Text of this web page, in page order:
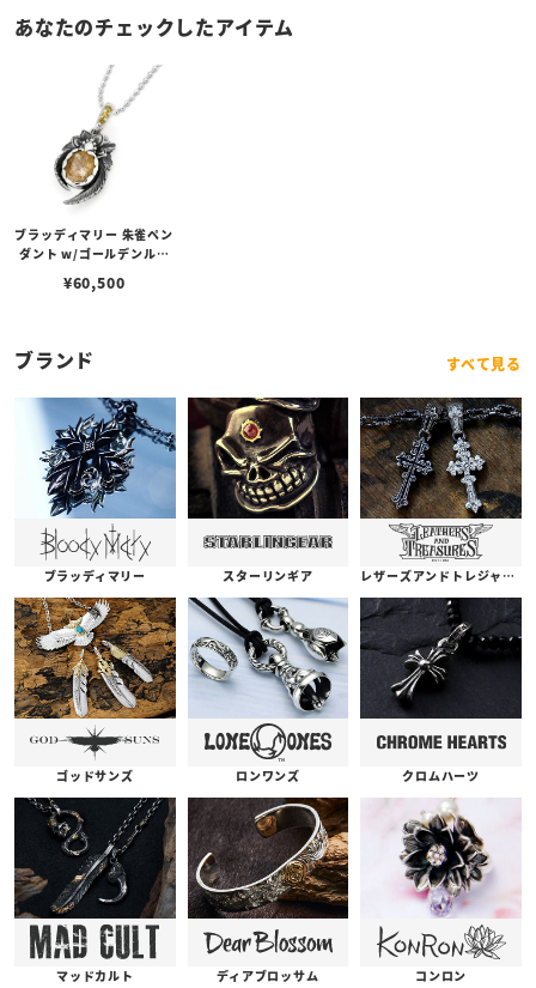
あなたのチェックしたアイテム
ブラッディマリー 朱雀ペン
ダント w/ゴールデンルチ
イヤモンド
¥60,500
ブランド すべて見る
ブラッディマリー スターリンギア レザーズアンドトレジャーズ
ゴッドサンズ ロンワンズ クロムハーツ
マッドカルト ディアブロッサム コンロン